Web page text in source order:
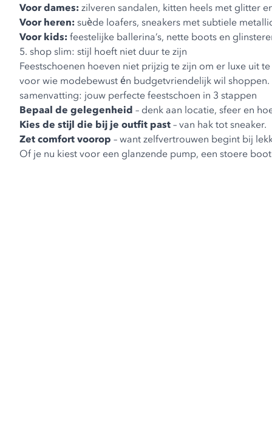
Voor dames: zilveren sandalen, kitten heels met glitter
Voor heren: suède loafers, sneakers met subtiele
Voor kids: feestelijke ballerina’s, nette boots en
5. shop slim: stijl hoeft niet duur te zijn
Feestschoenen hoeven niet prijzig te zijn om er luxe uit
voor wie modebewust én budgetvriendelijk wil shoppen.
samenvatting: jouw perfecte feestschoen in 3 stappen
Bepaal de gelegenheid – denk aan locatie, sfeer en
Kies de stijl die bij je outfit past – van hak tot sneaker.
Zet comfort voorop – want zelfvertrouwen begint bij
Of je nu kiest voor een glanzende pump, een stoere